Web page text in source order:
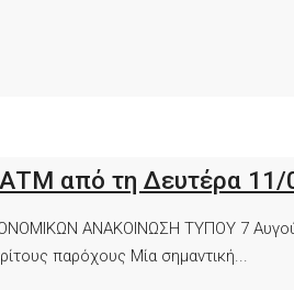
από τη Δευτέρα
ΑΝΑΚΟΙΝΩΣΗ ΤΥΠΟΥ 7
παρόχους Μία σημαντική...